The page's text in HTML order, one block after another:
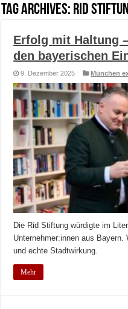
Tag Archives: Rid
Erfolg mit Haltung
den bayerischen
9. Dezember 2025 München
Die Rid Stiftung würdigte im
Unternehmer:innen aus
und echte Stadtwirkung.
Mehr